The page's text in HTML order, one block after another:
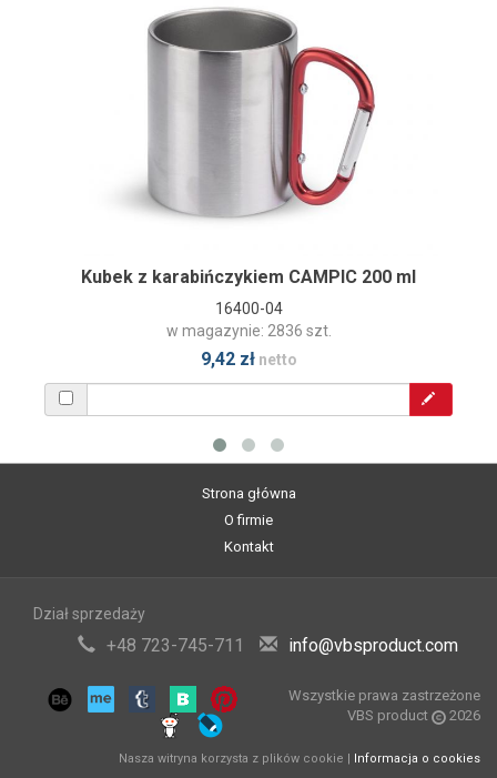
Kubek z karabińczykiem CAMPIC 200 ml
16400-04
w magazynie: 2836 szt.
9,42 złnetto
Strona główna
O firmie
Kontakt
Dział sprzedaży
+48 723-745-711 info@vbsproduct.com
Wszystkie prawa zastrzeżone
VBS product
2026
Nasza witryna korzysta z plików cookie | Informacja o cookies